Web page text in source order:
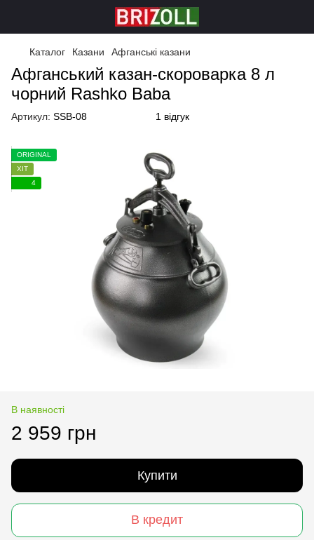
Каталог Казани Афганські казани
Афганський казан-скороварка 8 л
чорний Rashko Baba
Артикул: SSB-08 1 відгук
ORIGINAL
ХІТ
4
В наявності
2 959 грн
Купити
В кредит